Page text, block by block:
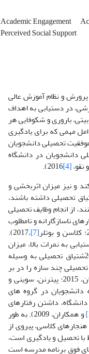
Academic Engagement
Perceived Social Support
و نظام آموزش عالی
در دستیابی به اهداف
باروری و شکوفایی هر
موجب می‌شود (عباسی و همکاران، 1394). یکی از عوامل مهمی که برای یادگیری
تحصیلی دانشجویان
دانشجویان در دانشگاه
[4]
2016).
و نیز میزان اثربخشی و
که اشتیاق تحصیلی داشته باشند،
از انجام وظایف تحصیلی
ناسازگارانه و نامطلوب
[7]
،2017).
به نمرات بالا، میزان
و همکاران،20شتیاق تحصیلی به وسیله
پژوهشی، اشتیاق تحصیلی چند سازه را در بر
می‌گیرد: اشتیاق رفتاری، شناختی و هیجانی (آلراشیدی، فن، نقو، 2016؛ دالزن و همکاران، 2015؛ پیترنن، سوینی و
دانشجویان در گروه های
داشتن رفتارهای
و همکاران، 2009). به طور
کلاسی، پیروی از
تحصیل و یادگیری است،
فوق برنامه مدرسه است